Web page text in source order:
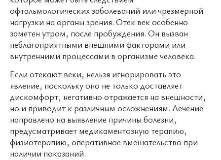
офтальмологических заболеваний или чрезмерной
нагрузки на органы зрения. Отек век особенно
заметен утром, после пробуждения. Он вызван
неблагоприятными внешними факторами или
внутренними процессами в организме человека.
Если отекают веки, нельзя игнорировать это
явление, поскольку оно не только доставляет
дискомфорт, негативно отражается на внешности,
но и приводит к различным осложнениям. Лечение
направлено на выявление причины болезни,
предусматривает медикаментозную терапию,
физиотерапию, оперативное вмешательство при
наличии показаний.